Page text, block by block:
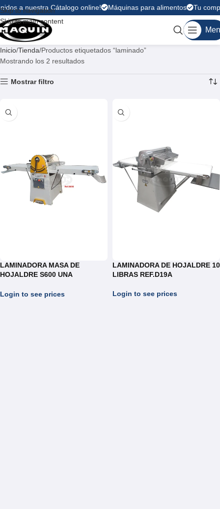
Skip to navigation
Skip to main content
a nuestra Cátalogo online! Máquinas para alimentos Tu
Inicio Tienda Productos etiquetados “laminado”
Mostrando los 2 resultados
Mostrar filtro
LAMINADORA MASA DE
HOJALDRE S600 UNA
Login to see prices
LAMINADORA DE HOJALDRE 10
LIBRAS REF.D19A
Login to see prices